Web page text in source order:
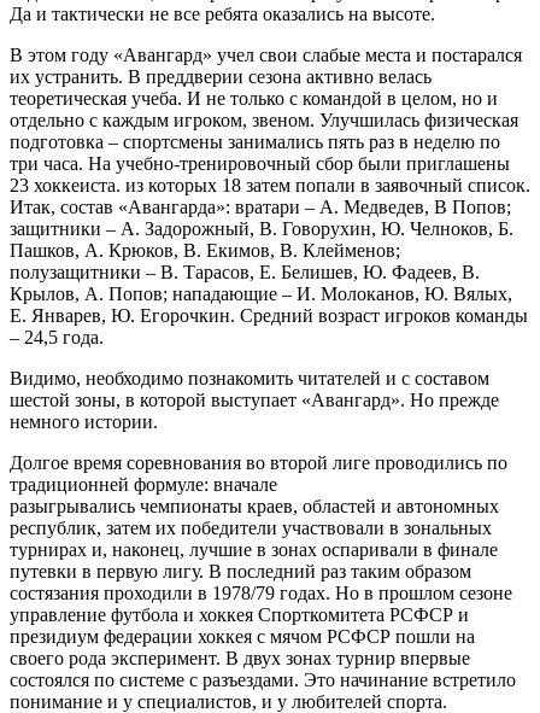
Да и тактически не все ребята оказались на высоте.
В этом году «Авангард» учел свои слабые места и постарался
их устранить. В преддверии сезона активно велась
теоретическая учеба. И не только с командой в целом, но и
отдельно с каждым игроком, звеном. Улучшилась физическая
подготовка – спортсмены занимались пять раз в неделю по
три часа. На учебно-тренировочный сбор были приглашены
23 хоккеиста. из которых 18 затем попали в заявочный список.
Итак, состав «Авангарда»: вратари – А. Медведев, В Попов;
защитники – А. Задорожный, В. Говорухин, Ю. Челноков, Б.
Пашков, А. Крюков, В. Екимов, В. Клейменов;
полузащитники – В. Тарасов, Е. Белишев, Ю. Фадеев, В.
Крылов, А. Попов; нападающие – И. Молоканов, Ю. Вялых,
Е. Январев, Ю. Егорочкин. Средний возраст игроков команды
– 24,5 года.
Видимо, необходимо познакомить читателей и с составом
шестой зоны, в которой выступает «Авангард». Но прежде
немного истории.
Долгое время соревнования во второй лиге проводились по
традиционней формуле: вначале
разыгрывались чемпионаты краев, областей и автономных
республик, затем их победители участвовали в зональных
турнирах и, наконец, лучшие в зонах оспаривали в финале
путевки в первую лигу. В последний раз таким образом
состязания проходили в 1978/79 годах. Но в прошлом сезоне
управление футбола и хоккея Спорткомитета РСФСР и
президиум федерации хоккея с мячом РСФСР пошли на
своего рода эксперимент. В двух зонах турнир впервые
состоялся по системе с разъездами. Это начинание встретило
понимание и у специалистов, и у любителей спорта.